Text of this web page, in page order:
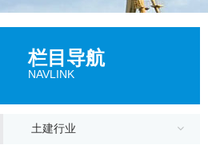
栏目导航
NAVLINK
土建行业